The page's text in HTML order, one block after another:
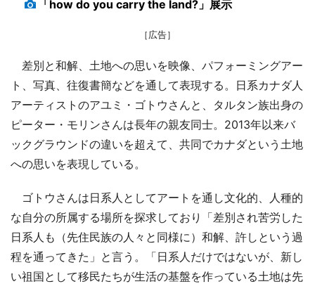
「how do you carry the land?」展示
［広告］
差別と和解、土地への思いを映像、パフォーミングアー
ト、写真、往復書簡などを通して表現する。日系カナダ人
アーティストのアユミ・ゴトウさんと、タルタン族出身の
ピーター・モリンさんは長年の親友同士。2013年以来バ
ックグラウンドの違いを超えて、共同でカナダという土地
への思いを表現している。
ゴトウさんは日系人としてアートを通し文化的、人種的
な自分の所属する場所を探求しており「差別され苦労した
日系人も（先住民族の人々と同様に）和解、許しという過
程を通ってきた」と言う。「日系人だけではないが、新し
い祖国として移民たちが生活の基盤を作っている土地は先